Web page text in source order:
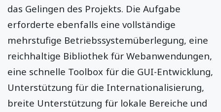
das Gelingen des Projekts. Die Aufgabe
erforderte ebenfalls eine vollständige
mehrstufige Betriebssystemüberlegung, eine
reichhaltige Bibliothek für Webanwendungen,
eine schnelle Toolbox für die GUI-Entwicklung,
Unterstützung für die Internationalisierung,
breite Unterstützung für lokale Bereiche und